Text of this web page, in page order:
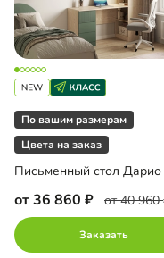
По вашим размерам
Цвета на заказ
от 36 860 от 40 960
Заказать